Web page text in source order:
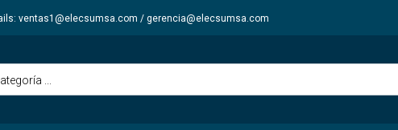
ventas1@elecsumsa.com / gerencia@elecsumsa.com